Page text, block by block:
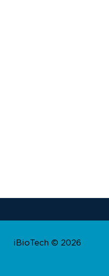
iBioTech © 2026